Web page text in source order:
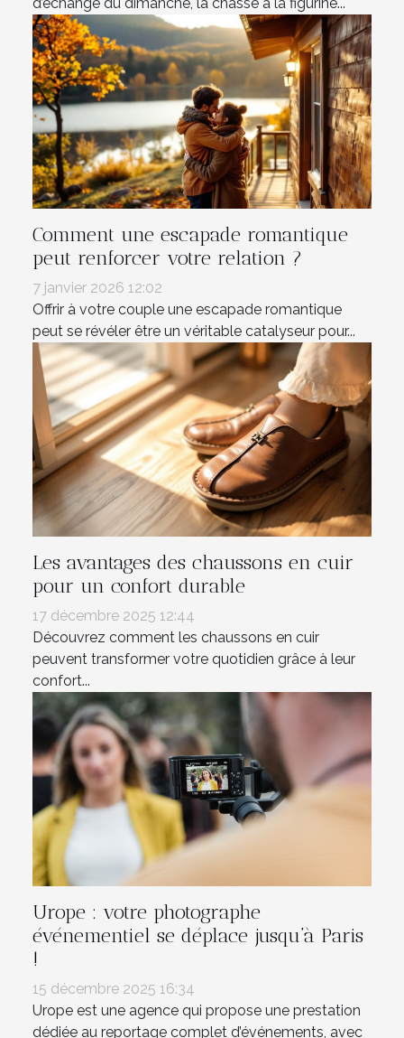
Comment une escapade romantique
peut renforcer votre relation ?
7 janvier 2026 12:02
Offrir à votre couple une escapade romantique
peut se révéler être un véritable catalyseur pour...
Les avantages des chaussons en cuir
pour un confort durable
17 décembre 2025 12:44
Découvrez comment les chaussons en cuir
peuvent transformer votre quotidien grâce à leur
confort...
Urope : votre photographe
événementiel se déplace jusqu’à Paris
!
15 décembre 2025 16:34
Urope est une agence qui propose une prestation
dédiée au reportage complet d’événements, avec